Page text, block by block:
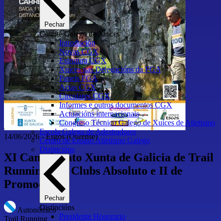
Pechar
Comité Galego de Xuíces
Introdución
Novas CGX
Estrutura CGX
Xuíces nas Delegacións da FGA
Paneis FGA
Actas CGX
Circulares CGX
Informes e outros documentos CGX
Actuacións internacionais
Congreso Técnico Galego de Xuíces de Atletismo
Escola Galega de Adestradores
Centro de Ensino Atletismo Galego
Distincións
Pechar
Distincións
Presidente Honorario
14/06/2026-Esgos(Ourense)
XI Campionato Xunta de Galicia de Trail
Running por Clubs Absoluto e II de
Promoción
Autonómico
Trail Running